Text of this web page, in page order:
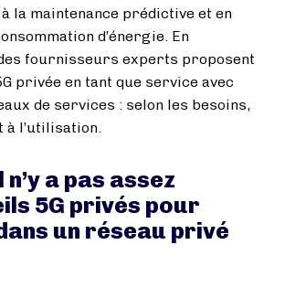
la maintenance prédictive et en
d’énergie. En
fournisseurs experts proposent
privée en tant que service avec
de services : selon les besoins,
à l’utilisation.
a pas assez
5G privés pour
un réseau privé